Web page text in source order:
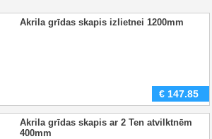
Akrila grīdas skapis izlietnei 1200mm
€ 147.85
Akrila grīdas skapis ar 2 Ten atvilktnēm
400mm